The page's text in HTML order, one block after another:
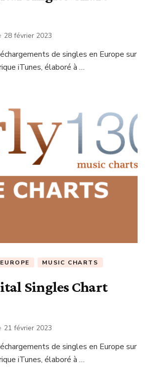
28 février 2023
de singles en Europe sur
iTunes, élaboré à …
EUROPE MUSIC CHARTS
Singles Chart
21 février 2023
de singles en Europe sur
iTunes, élaboré à …